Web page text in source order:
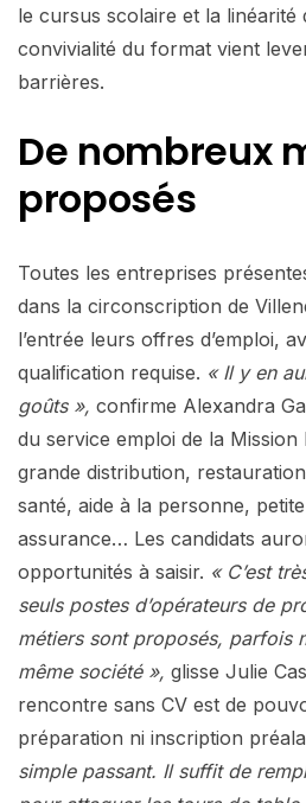
le cursus scolaire et la
convivialité du format vient
barrières.
De nombreux
proposés
Toutes les entreprises
dans la circonscription de
l’entrée leurs offres d’emploi,
qualification requise. « Il y en
goûts », confirme Alexandra
du service emploi de la Mission
grande distribution,
santé, aide à la personne,
assurance… Les candidats
opportunités à saisir. « C’est
seuls postes d’opérateurs de
métiers sont proposés, parfois
même société », glisse Julie
rencontre sans CV est de
préparation ni inscription
simple passant. Il suffit de